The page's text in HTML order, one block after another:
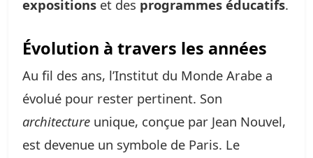
expositions et des programmes éducatifs.
Évolution à travers les années
Au fil des ans, l’Institut du Monde Arabe a
évolué pour rester pertinent. Son
architecture unique, conçue par Jean Nouvel,
est devenue un symbole de Paris. Le